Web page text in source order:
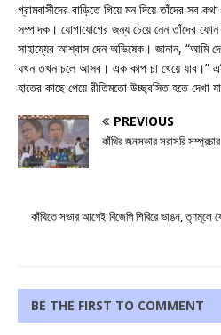
গ্রামবাসীদের বাড়িতে গিয়ে মন দিয়ে তাঁদের সব
সম্পাদক। যোগাযোগের জন্য চেয়ে নেন তাঁদের
সাহায্যের আশ্বাস দেন অভিষেক। জানান, “আমি
যখন তখন চলে আসব। এক কাপ চা খেয়ে যাব।”
হাতের কাছে পেয়ে রীতিমতো উচ্ছ্বসিত হতে দেখা
PREVIOUS
কাঁথির জনসভার সরাসরি সম্প্রচার
কাঁথিতে সভার আগেই বিজেপি শিবিরে ভাঙন, তৃণমূলে
BE THE FIRST TO COMMENT